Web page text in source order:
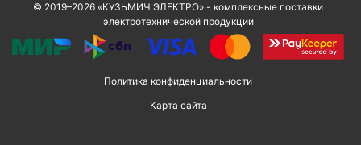
© 2019–2026 «КУЗЬМИЧ ЭЛЕКТРО» - комплексные поставки
электротехнической продукции
Политика конфиденциальности
Карта сайта